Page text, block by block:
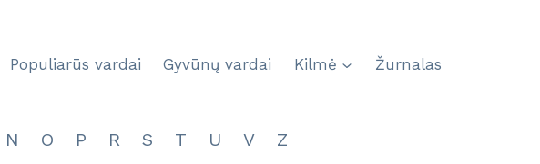
Populiarūs vardai Gyvūnų vardai Kilmė Žurnalas
N O P R S T U V Z